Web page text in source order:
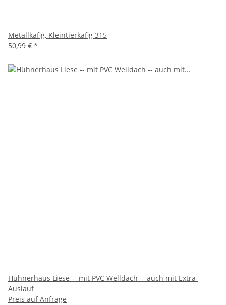
Metallkäfig, Kleintierkäfig 315
50,99 € *
Hühnerhaus Liese -- mit PVC Welldach -- auch mit Extra-
Auslauf
Preis auf Anfrage